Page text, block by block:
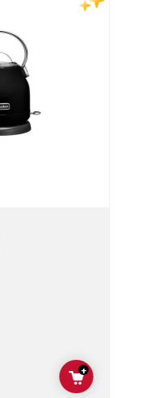
ADD TO
+